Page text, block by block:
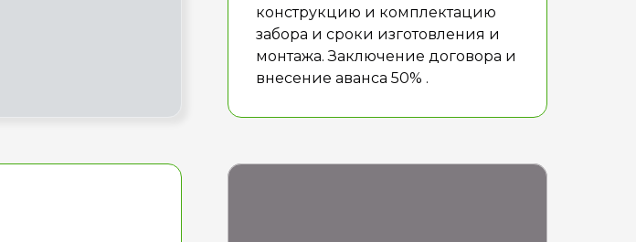
конструкцию и комплектацию
забора и сроки изготовления и
монтажа. Заключение договора и
внесение аванса 50% .